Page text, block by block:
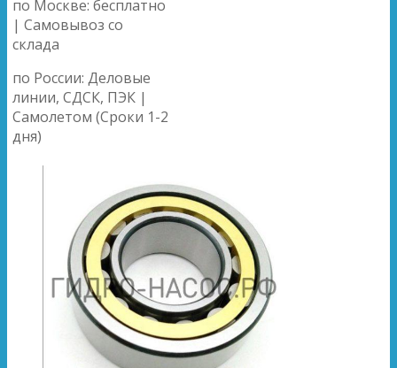
по Москве: бесплатно
| Самовывоз со
склада
по России: Деловые
линии, СДСК, ПЭК |
Самолетом (Сроки 1-2
дня)